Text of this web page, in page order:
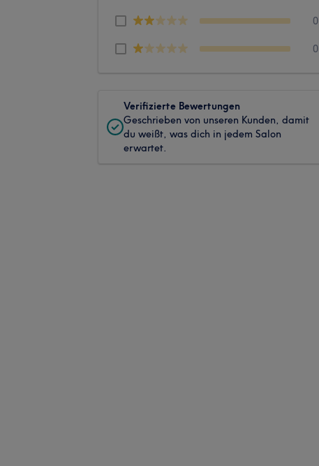
0
0
Verifizierte Bewertungen
Geschrieben von unseren Kunden, damit
du weißt, was dich in jedem Salon
erwartet.